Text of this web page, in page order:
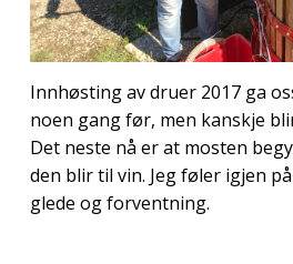
Innhøsting av druer 2017 ga
noen gang før, men kanskje
Det neste nå er at mosten
den blir til vin. Jeg føler igjen
glede og forventning.